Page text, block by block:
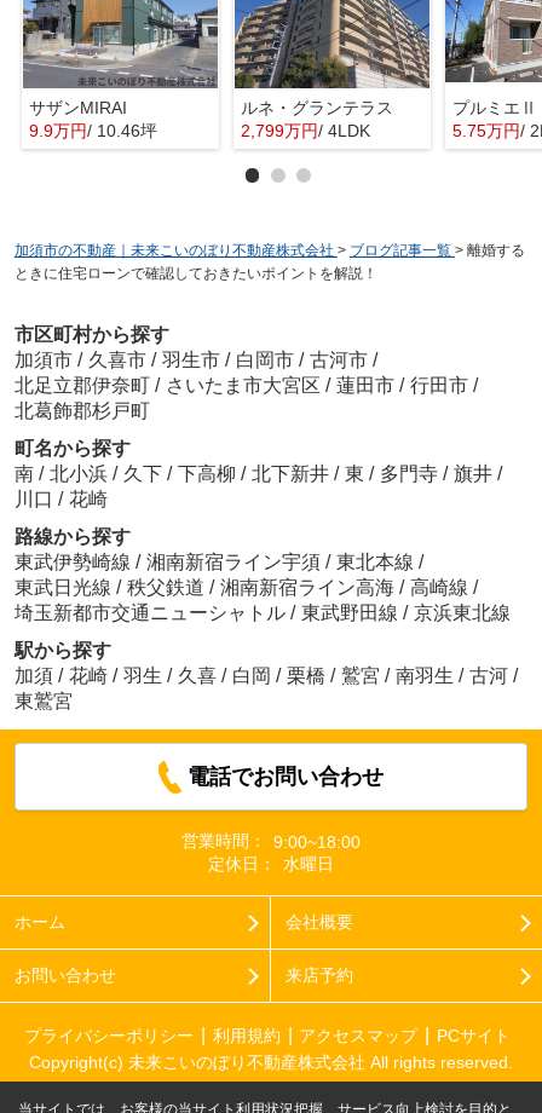
サザンMIRAI
9.9万円/ 10.46坪
ルネ・グランテラス
2,799万円/ 4LDK
プルミエⅡ
5.75万円/
加須市の不動産｜未来こいのぼり不動産株式会社 > ブログ記事一覧 > 離婚する
ときに住宅ローンで確認しておきたいポイントを解説！
市区町村から探す
加須市 / 久喜市 / 羽生市 / 白岡市 / 古河市 /
北足立郡伊奈町 / さいたま市大宮区 / 蓮田市 / 行田市 /
北葛飾郡杉戸町
町名から探す
南 / 北小浜 / 久下 / 下高柳 / 北下新井 / 東 / 多門寺 / 旗井 /
川口 / 花崎
路線から探す
東武伊勢崎線 / 湘南新宿ライン宇須 / 東北本線 /
東武日光線 / 秩父鉄道 / 湘南新宿ライン高海 / 高崎線 /
埼玉新都市交通ニューシャトル / 東武野田線 / 京浜東北線
駅から探す
加須 / 花崎 / 羽生 / 久喜 / 白岡 / 栗橋 / 鷲宮 / 南羽生 / 古河 /
東鷲宮
電話でお問い合わせ
営業時間：
9:00~18:00
定休日：
水曜日
ホーム 会社概要
お問い合わせ 来店予約
プライバシーポリシー 利用規約 アクセスマップ
PCサイト
Copyright(c) 未来こいのぼり不動産株式会社 All rights reserved.
当サイトでは、お客様の当サイト利用状況把握、サービス向上検討を目的と